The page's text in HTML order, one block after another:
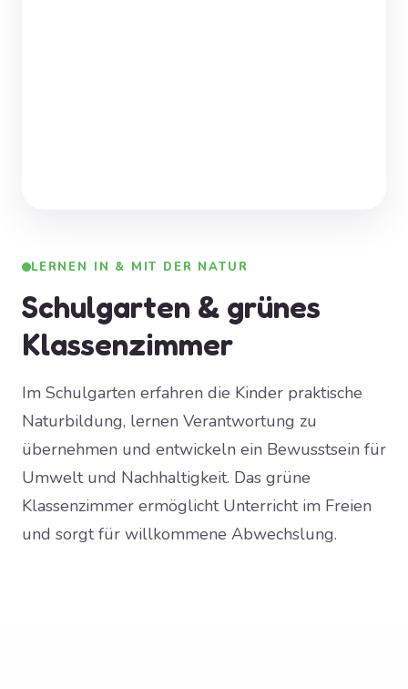
LERNEN IN & MIT DER NATUR
Schulgarten & grünes
Klassenzimmer
Im Schulgarten erfahren die Kinder praktische
Naturbildung, lernen Verantwortung zu
übernehmen und entwickeln ein Bewusstsein für
Umwelt und Nachhaltigkeit. Das grüne
Klassenzimmer ermöglicht Unterricht im Freien
und sorgt für willkommene Abwechslung.